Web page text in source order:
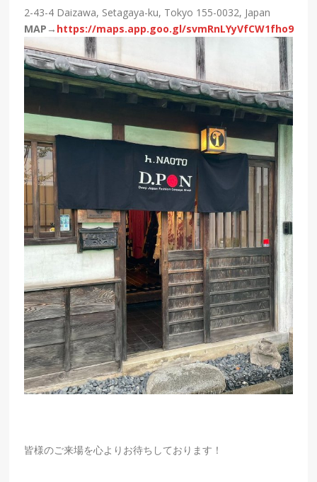
2-43-4 Daizawa, Setagaya-ku, Tokyo 155-0032, Japan
MAP→ https://maps.app.goo.gl/svmRnLYyVfCW1fho9
皆様のご来場を心よりお待ちしております！